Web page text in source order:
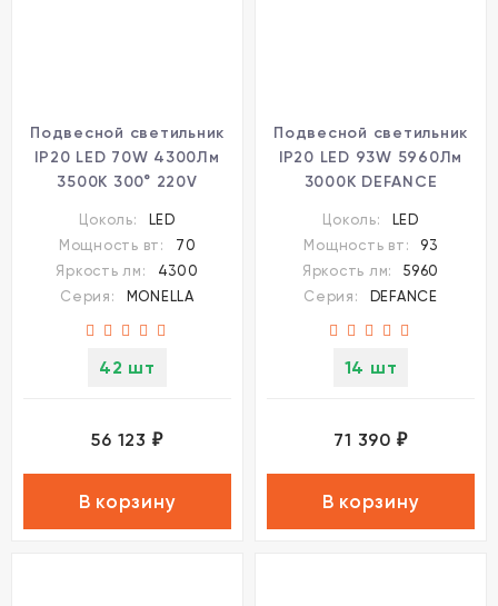
Подвесной светильник
IP20 LED 70W 4300Лм
3500K 300° 220V
Цоколь:
LED
Мощность вт:
70
Яркость лм:
4300
Серия:
MONELLA
42 шт
56 123 ₽
В корзину
Подвесной светильник
IP20 LED 93W 5960Лм
3000K DEFANCE
Цоколь:
LED
Мощность вт:
93
Яркость лм:
5960
Серия:
DEFANCE
14 шт
71 390 ₽
В корзину